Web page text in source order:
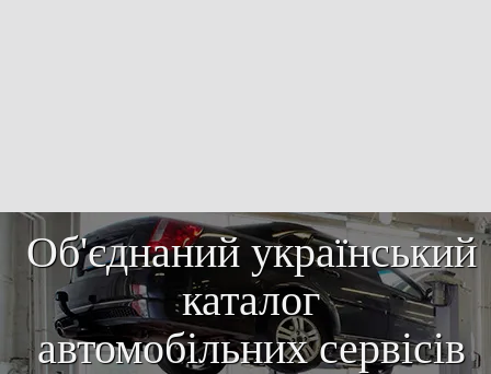
Об'єднаний український
каталог
автомобільних сервісів